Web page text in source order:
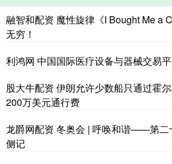
融智和配资 魔性旋律《I Bought Me a
无穷！
利鸿网 中国国际医疗设备与器械交易
股大牛配资 伊朗允许少数船只通过霍
200万美元通行费
龙爵网配资 冬奥会 | 呼唤和谐——第二
侧记